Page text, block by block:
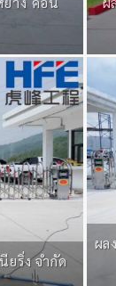
ยริ่ง จำกัด
ผล